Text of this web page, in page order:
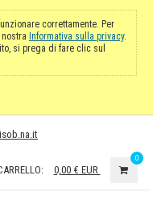
correttamente. Per
Informativa sulla privacy.
si prega di fare clic sul
0,00 € EUR
0